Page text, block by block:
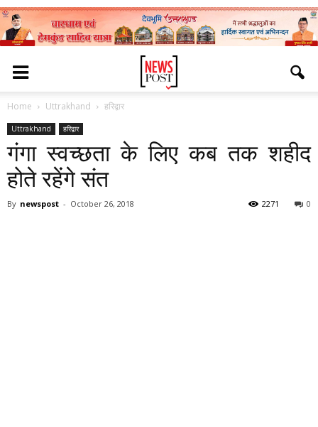
Home Uttrakhand हरिद्वार
Uttrakhand हरिद्वार
गंगा स्वच्छता के लिए कब तक शहीद
होते रहेंगे संत
By newspost - October 26, 2018 0
2271